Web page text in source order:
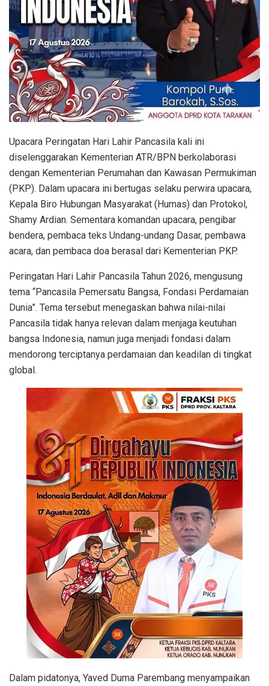
Upacara Peringatan Hari Lahir Pancasila kali ini
diselenggarakan Kementerian ATR/BPN berkolaborasi
dengan Kementerian Perumahan dan Kawasan Permukiman
(PKP). Dalam upacara ini bertugas selaku perwira upacara,
Kepala Biro Hubungan Masyarakat (Humas) dan Protokol,
Shamy Ardian. Sementara komandan upacara, pengibar
bendera, pembaca teks Undang-undang Dasar, pembawa
acara, dan pembaca doa berasal dari Kementerian PKP.
Peringatan Hari Lahir Pancasila Tahun 2026, mengusung
tema “Pancasila Pemersatu Bangsa, Fondasi Perdamaian
Dunia”. Tema tersebut menegaskan bahwa nilai-nilai
Pancasila tidak hanya relevan dalam menjaga keutuhan
bangsa Indonesia, namun juga menjadi fondasi dalam
mendorong terciptanya perdamaian dan keadilan di tingkat
global.
Dalam pidatonya, Yaved Duma Parembang menyampaikan